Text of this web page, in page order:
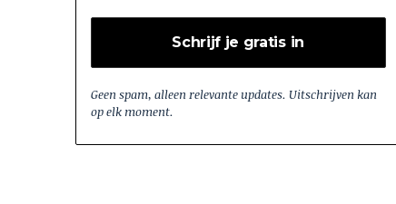
Geen spam, alleen relevante updates. Uitschrijven kan
op elk moment.